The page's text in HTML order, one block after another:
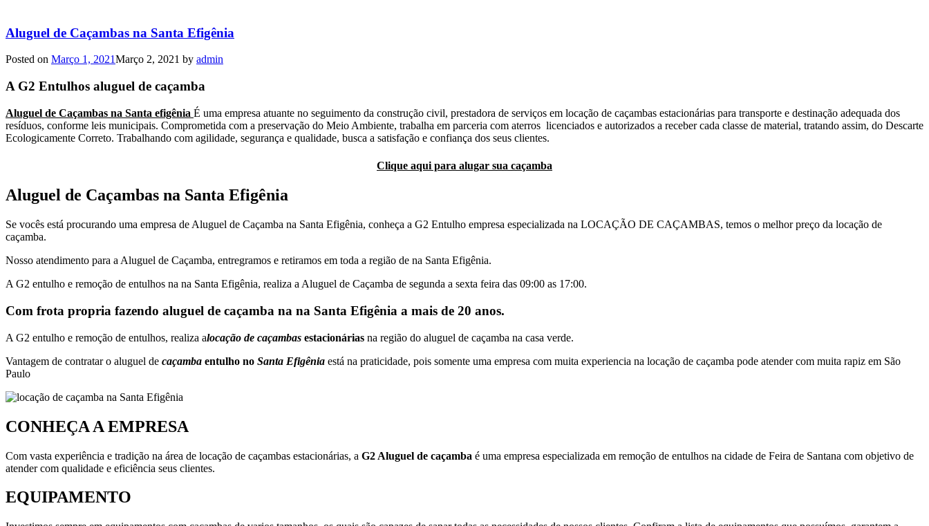
Aluguel de Caçambas na Santa Efigênia
Posted on Março 1, 2021Março 2, 2021 by admin
A G2 Entulhos aluguel de caçamba
Aluguel de Caçambas na Santa efigênia É uma empresa atuante no seguimento da construção civil, prestadora de serviços em locação de caçambas estacionárias para transporte e destinação adequada dos
resíduos, conforme leis municipais. Comprometida com a preservação do Meio Ambiente, trabalha em parceria com aterros licenciados e autorizados a receber cada classe de material, tratando assim, do Descarte
Ecologicamente Correto. Trabalhando com agilidade, segurança e qualidade, busca a satisfação e confiança dos seus clientes.
Clique aqui para alugar sua caçamba
Aluguel de Caçambas na Santa Efigênia
Se vocês está procurando uma empresa de Aluguel de Caçamba na Santa Efigênia, conheça a G2 Entulho empresa especializada na LOCAÇÃO DE CAÇAMBAS, temos o melhor preço da locação de
caçamba.
Nosso atendimento para a Aluguel de Caçamba, entregramos e retiramos em toda a região de na Santa Efigênia.
A G2 entulho e remoção de entulhos na na Santa Efigênia, realiza a Aluguel de Caçamba de segunda a sexta feira das 09:00 as 17:00.
Com frota propria fazendo aluguel de caçamba na na Santa Efigênia a mais de 20 anos.
A G2 entulho e remoção de entulhos, realiza alocação de caçambas estacionárias na região do aluguel de caçamba na casa verde.
Vantagem de contratar o aluguel de caçamba entulho no Santa Efigênia está na praticidade, pois somente uma empresa com muita experiencia na locação de caçamba pode atender com muita rapiz em São
Paulo
CONHEÇA A EMPRESA
Com vasta experiência e tradição na área de locação de caçambas estacionárias, a G2 Aluguel de caçamba é uma empresa especializada em remoção de entulhos na cidade de Feira de Santana com objetivo de
atender com qualidade e eficiência seus clientes.
EQUIPAMENTO